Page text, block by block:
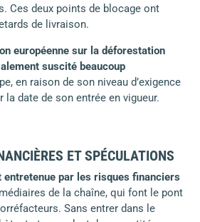
Ces deux points de blocage ont
de livraison.
européenne sur la déforestation
suscité beaucoup
en raison de son niveau d’exigence
date de son entrée en vigueur.
ET SPÉCULATIONS
entretenue par les risques financiers
de la chaîne, qui font le pont
Sans entrer dans le